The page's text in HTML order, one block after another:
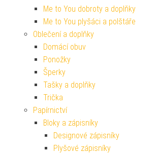
Me to You dobroty a doplňky
Me to You plyšáci a polštáře
Oblečení a doplňky
Domácí obuv
Ponožky
Šperky
Tašky a doplňky
Trička
Papírnictví
Bloky a zápisníky
Designové zápisníky
Plyšové zápisníky